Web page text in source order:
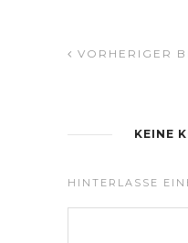
VORHERIGER
KEINE
HINTERLASSE